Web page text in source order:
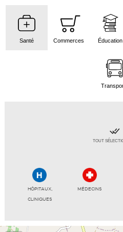
Santé Commerces Éducation
TOUT
HÔPITAUX,
CLINIQUES
MÉDECINS